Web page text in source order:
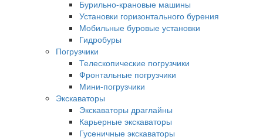
Бурильно-крановые машины
Установки горизонтального бурения
Мобильные буровые установки
Гидробуры
Погрузчики
Телескопические погрузчики
Фронтальные погрузчики
Мини-погрузчики
Экскаваторы
Экскаваторы драглайны
Карьерные экскаваторы
Гусеничные экскаваторы